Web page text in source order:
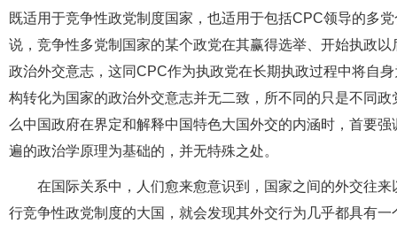
既适用于竞争性政党制度国家，也适用于包括CPC领导的多
说，竞争性多党制国家的某个政党在其赢得选举、开始执政
政治外交意志，这同CPC作为执政党在长期执政过程中将自
构转化为国家的政治外交意志并无二致，所不同的只是不同
么中国政府在界定和解释中国特色大国外交的内涵时，首要
遍的政治学原理为基础的，并无特殊之处。
在国际关系中，人们愈来愈意识到，国家之间的外交往
行竞争性政党制度的大国，就会发现其外交行为几乎都具有